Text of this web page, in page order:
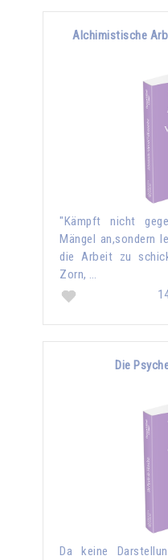
Alchimistische
"Kämpft nicht
Mängel an,sondern
die Arbeit zu
Zorn, …
Die
Da keine